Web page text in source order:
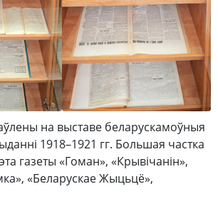
на выставе беларускамоўныя
1918–1921 гг. Большая частка
газеты «Гоман», «Крывічанін»,
«Беларускае Жыцьцё»,